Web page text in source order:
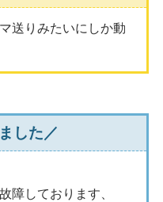
送りみたいにしか動
した／
障しております、